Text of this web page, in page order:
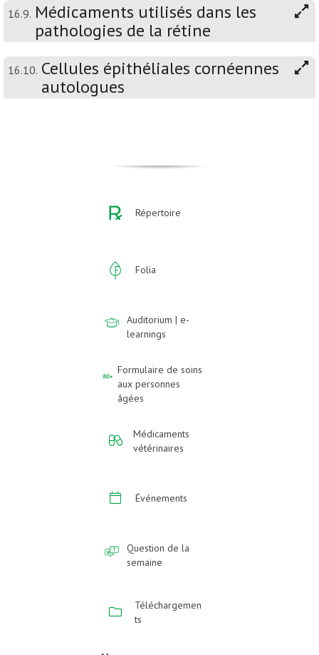
16.9. Médicaments utilisés dans les
pathologies de la rétine
16.10. Cellules épithéliales cornéennes
autologues
Répertoire
Folia
Auditorium | e-
learnings
Formulaire de soins
aux personnes
âgées
Médicaments
vétérinaires
Événements
Question de la
semaine
Téléchargemen
ts